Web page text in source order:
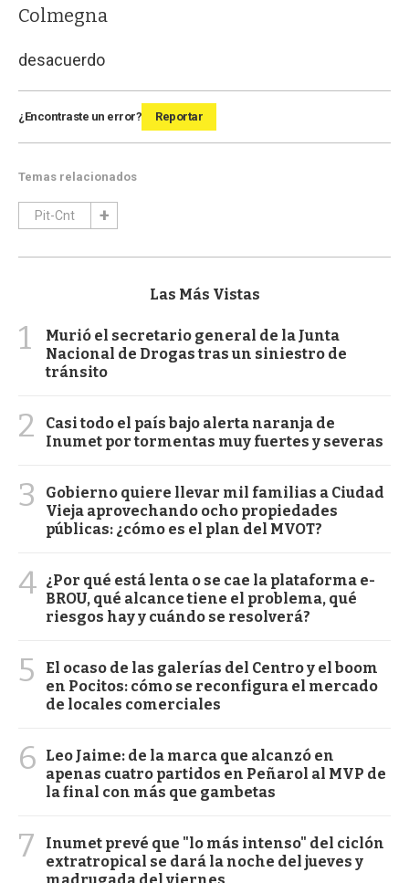
Colmegna
desacuerdo
¿Encontraste un error? Reportar
Temas relacionados
Pit-Cnt
Las Más Vistas
1
Murió el secretario general de la Junta
Nacional de Drogas tras un siniestro de
tránsito
2
Casi todo el país bajo alerta naranja de
Inumet por tormentas muy fuertes y severas
3
Gobierno quiere llevar mil familias a Ciudad
Vieja aprovechando ocho propiedades
públicas: ¿cómo es el plan del MVOT?
4 ¿Por qué está lenta o se cae la plataforma e-
BROU, qué alcance tiene el problema, qué
riesgos hay y cuándo se resolverá?
5
El ocaso de las galerías del Centro y el boom
en Pocitos: cómo se reconfigura el mercado
de locales comerciales
6
Leo Jaime: de la marca que alcanzó en
apenas cuatro partidos en Peñarol al MVP de
la final con más que gambetas
7
Inumet prevé que "lo más intenso" del ciclón
extratropical se dará la noche del jueves y